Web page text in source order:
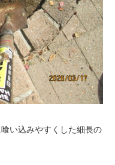
い込みやすくした細長の